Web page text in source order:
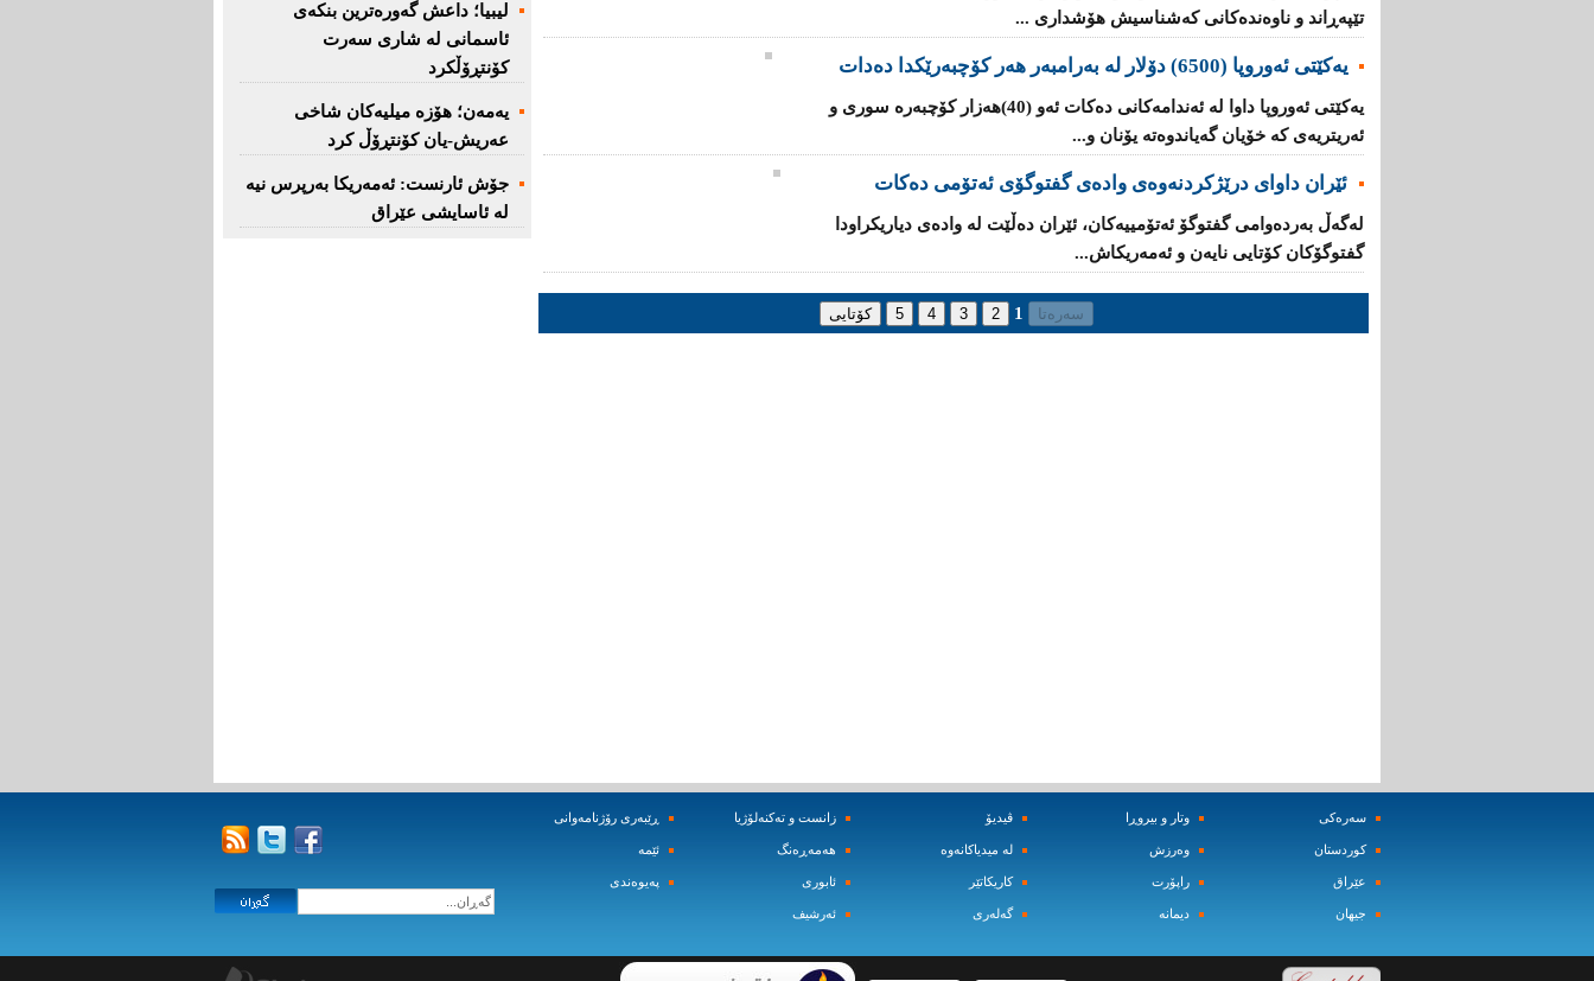
تێپه‌ڕاند و ناوه‌نده‌كانی‌ كه‌شناسیش هۆشداری‌ ...
یه‌كێتی‌ ئه‌وروپا (6500) دۆلار له‌ به‌رامبه‌ر هه‌ر كۆچبه‌رێكدا ده‌دات
یه‌كێتی‌ ئه‌وروپا داوا له‌ ئه‌ندامه‌كانی‌ ده‌كات ئه‌و (40)هه‌زار كۆچبه‌ره‌ سوری‌ و
ئه‌ریتریه‌ی‌ کە خۆیان گه‌یاندوه‌ته‌ یۆنان و...
ئێران داوای‌ درێژكردنه‌وه‌ی‌ واده‌ی‌ گفتوگۆی ئەتۆمی ده‌كات
له‌گه‌ڵ به‌رده‌وامی‌ گفتوگۆ ئه‌تۆمییه‌كان، ئێران ده‌ڵێت له‌ واده‌ی‌ دیاریكراودا
گفتوگۆكان كۆتایی‌ نایه‌ن و ئەمەریکاش...
1
لیبیا؛ داعش گەورەترین بنكەی
ئاسمانی لە شاری سەرت
کۆنتڕۆڵکرد
یەمەن؛ هۆزە میلیەكان شاخی
عەریش-یان كۆنتڕۆڵ كرد
جۆش ئارنست: ئەمەریكا بەرپرس نیە
لە ئاسایشی عێراق
سه‌ره‌کی
کوردستان
عێراق
جیهان
وتار و بیروڕا
وه‌رزش‌
راپۆرت
دیمانه‌
ڤیدیۆ
له‌ میدیاکانه‌وه‌
کاریکاتێر
گه‌له‌ری
زانست و ته‌کنه‌لۆژیا
هه‌مه‌ڕه‌نگ
ئابوری
ئه‌رشیف
ڕێبه‌ری رۆژنامه‌وانی
ئێمه‌
په‌یوه‌ندی